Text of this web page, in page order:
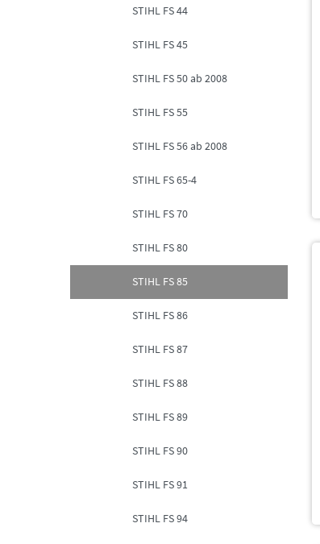
STIHL FS 44
STIHL FS 45
STIHL FS 50 ab 2008
STIHL FS 55
STIHL FS 56 ab 2008
STIHL FS 65-4
STIHL FS 70
STIHL FS 80
STIHL FS 85
STIHL FS 86
STIHL FS 87
STIHL FS 88
STIHL FS 89
STIHL FS 90
STIHL FS 91
STIHL FS 94